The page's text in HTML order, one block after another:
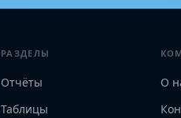
РАЗДЕЛЫ
Отчёты
Таблицы
О